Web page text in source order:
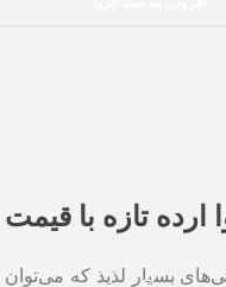
ارده تازه با
بسیار لذیذ که